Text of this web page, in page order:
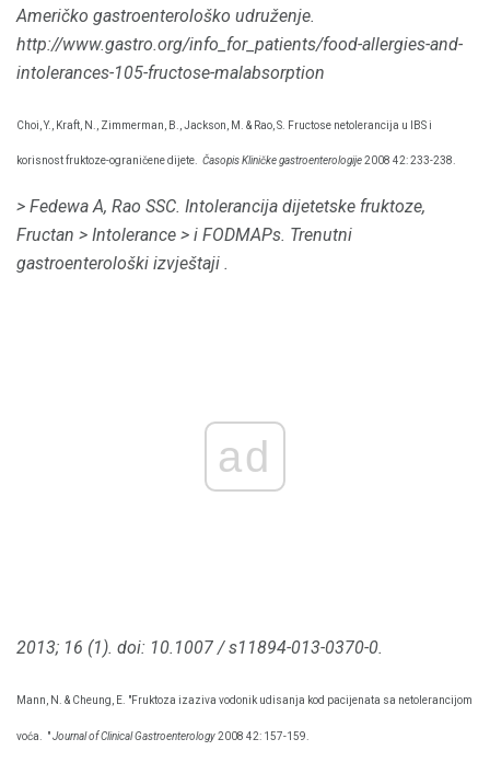
Američko gastroenterološko udruženje.
http://www.gastro.org/info_for_patients/food-allergies-and-
intolerances-105-fructose-malabsorption
Choi, Y., Kraft, N., Zimmerman, B., Jackson, M. & Rao, S. Fructose netolerancija u IBS i
korisnost fruktoze-ograničene dijete. Časopis Kliničke gastroenterologije2008 42: 233-238.
> Fedewa A, Rao SSC. Intolerancija dijetetske fruktoze,
Fructan > Intolerance > i FODMAPs. Trenutni
gastroenterološki izvještaji .
ad
2013; 16 (1). doi: 10.1007 / s11894-013-0370-0.
Mann, N. & Cheung, E. "Fruktoza izaziva vodonik udisanja kod pacijenata sa netolerancijom
voća. "Journal of Clinical Gastroenterology2008 42: 157-159.